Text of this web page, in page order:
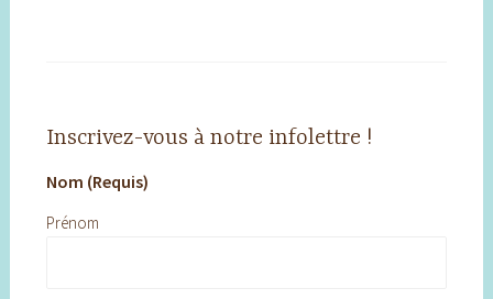
Inscrivez-vous à notre infolettre !
Nom (Requis)
Prénom